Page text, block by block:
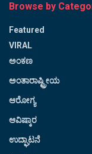
Browse by
Featured
VIRAL
ಅಂಕಣ
ಅಂತಾರಾಷ್ಟ್ರೀಯ
ಆರೋಗ್ಯ
ಆವಿಷ್ಕಾರ
ಉದ್ಘಾಟನೆ